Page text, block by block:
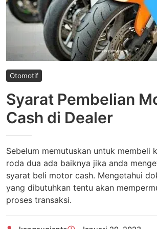
Otomotif
Syarat Pembelian
Cash di Dealer
Sebelum memutuskan untuk membeli
roda dua ada baiknya jika anda
syarat beli motor cash. Mengetahui
yang dibutuhkan tentu akan
proses transaksi.